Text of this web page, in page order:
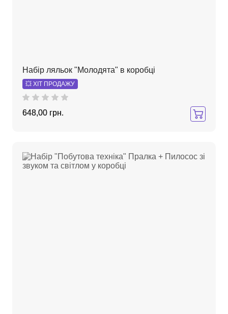
Набір ляльок "Молодята" в коробці
💥 ХІТ ПРОДАЖУ
648,00 грн.